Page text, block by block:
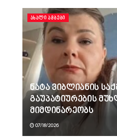
ᲐᲮᲐᲚᲘ ᲐᲛᲑᲔᲑᲘ
ნატა ვიბლიანის
გაუპატიურების
მიმდინარეობს
07/18/2026